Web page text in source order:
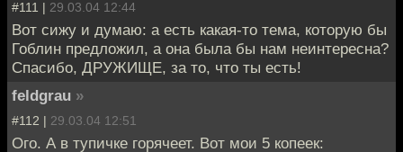
#111 | 29.03.04 12:44
Вот сижу и думаю: а есть какая-то тема, которую бы
Гоблин предложил, а она была бы нам неинтересна?
Спасибо, ДРУЖИЩЕ, за то, что ты есть!
feldgrau »
#112 | 29.03.04 12:51
Ого. А в тупичке горячеет. Вот мои 5 копеек: